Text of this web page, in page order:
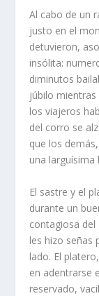
Al cabo de un
justo en el
detuvieron,
insólita:
diminutos
júbilo
los viajeros
del corro se
que los
una larguísima
El sastre y el
durante un
contagiosa
les hizo señas
lado. El
en adentrarse
reservado,